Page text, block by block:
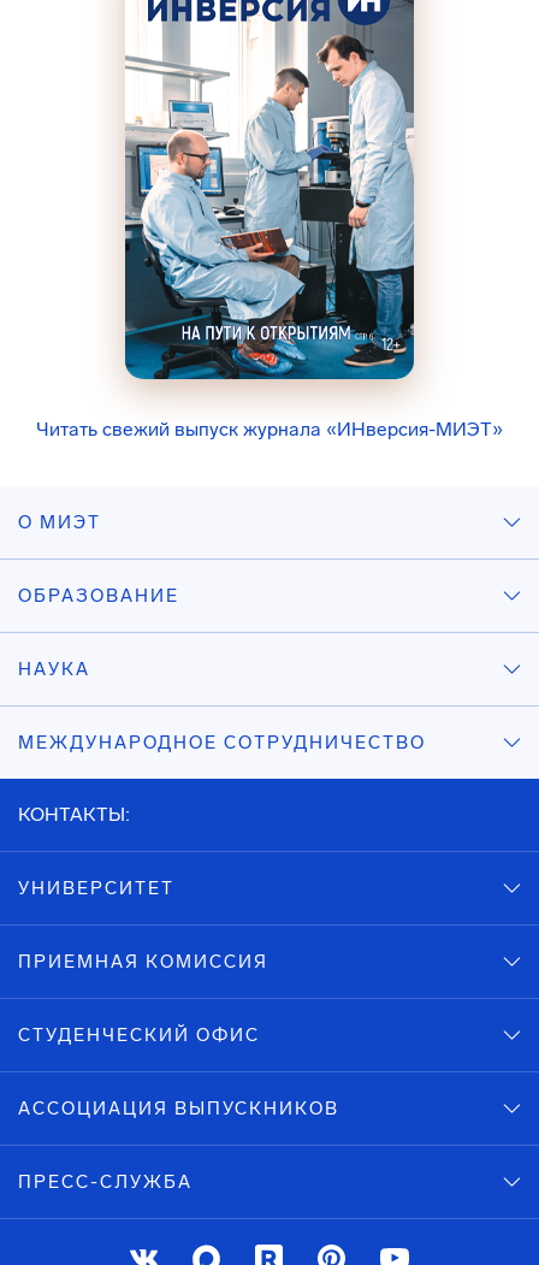
Читать свежий выпуск журнала «ИНверсия-МИЭТ»
О МИЭТ
ОБРАЗОВАНИЕ
НАУКА
МЕЖДУНАРОДНОЕ СОТРУДНИЧЕСТВО
КОНТАКТЫ:
УНИВЕРСИТЕТ
ПРИЕМНАЯ КОМИССИЯ
СТУДЕНЧЕСКИЙ ОФИС
АССОЦИАЦИЯ ВЫПУСКНИКОВ
ПРЕСС-СЛУЖБА